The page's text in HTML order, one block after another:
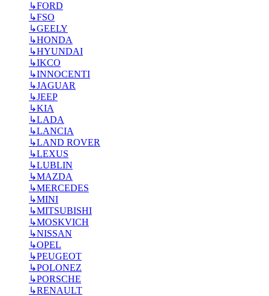
↳FORD
↳FSO
↳GEELY
↳HONDA
↳HYUNDAI
↳IKCO
↳INNOCENTI
↳JAGUAR
↳JEEP
↳KIA
↳LADA
↳LANCIA
↳LAND ROVER
↳LEXUS
↳LUBLIN
↳MAZDA
↳MERCEDES
↳MINI
↳MITSUBISHI
↳MOSKVICH
↳NISSAN
↳OPEL
↳PEUGEOT
↳POLONEZ
↳PORSCHE
↳RENAULT